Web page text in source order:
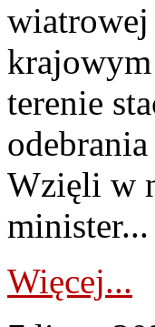
wiatrowej
krajowym
terenie
Wzięli w
minister...
Więcej...